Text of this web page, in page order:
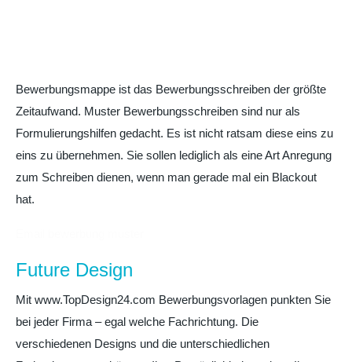
Bewerbungsmappe ist das Bewerbungsschreiben der größte
Zeitaufwand. Muster Bewerbungsschreiben sind nur als
Formulierungshilfen gedacht. Es ist nicht ratsam diese eins zu
eins zu übernehmen. Sie sollen lediglich als eine Art Anregung
zum Schreiben dienen, wenn man gerade mal ein Blackout
hat.
Future Design
Mit www.TopDesign24.com Bewerbungsvorlagen punkten Sie
bei jeder Firma – egal welche Fachrichtung. Die
verschiedenen Designs und die unterschiedlichen